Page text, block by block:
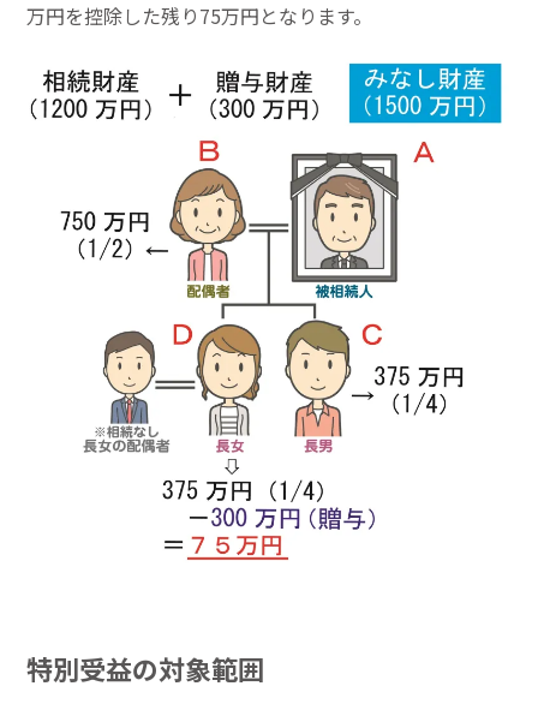
万円を控除した残り75万円となります。
特別受益の対象範囲